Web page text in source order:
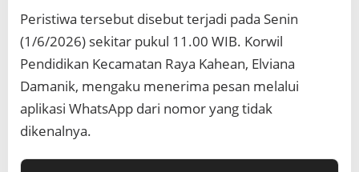
I
s
D
u
a
P
Peristiwa tersebut disebut terjadi pada Senin
(1/6/2026) sekitar pukul 11.00 WIB. Korwil
Pendidikan Kecamatan Raya Kahean, Elviana
Damanik, mengaku menerima pesan melalui
aplikasi WhatsApp dari nomor yang tidak
dikenalnya.